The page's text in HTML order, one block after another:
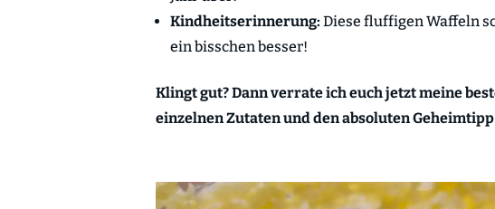
Kindheitserinnerung: Diese fluffigen Waffeln
ein bisschen besser!
Klingt gut? Dann verrate ich euch jetzt meine
einzelnen Zutaten und den absoluten